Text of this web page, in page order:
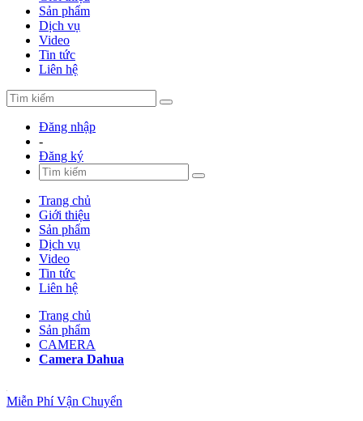
Sản phẩm
Dịch vụ
Video
Tin tức
Liên hệ
Đăng nhập
-
Đăng ký
Trang chủ
Giới thiệu
Sản phẩm
Dịch vụ
Video
Tin tức
Liên hệ
Trang chủ
Sản phẩm
CAMERA
Camera Dahua
Miễn Phí Vận Chuyển